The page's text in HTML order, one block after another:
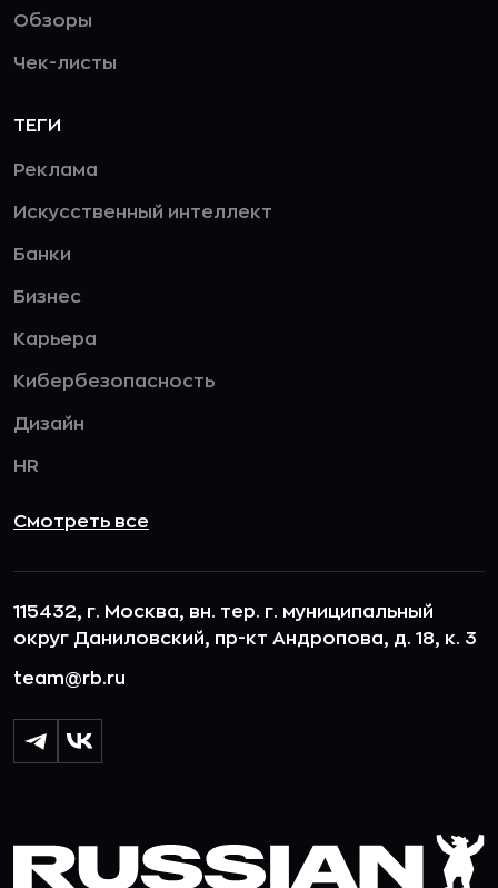
Обзоры
Чек-листы
ТЕГИ
Реклама
Искусственный интеллект
Банки
Бизнес
Карьера
Кибербезопасность
Дизайн
HR
Смотреть все
115432, г. Москва, вн. тер. г. муниципальный
округ Даниловский, пр-кт Андропова, д. 18, к. 3
team@rb.ru